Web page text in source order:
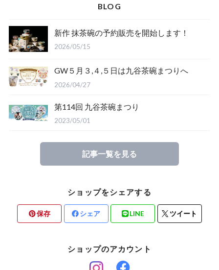
BLOG
新作 抹茶碗の予約販売を開始します！
2026/05/15
GW５月３,４,５日は九谷茶碗まつりへ
2026/04/27
第114回 九谷茶碗まつり
2023/05/01
記事一覧を見る
ショップをシェアする
保存 シェア LINE ツイート
ショップのアカウント